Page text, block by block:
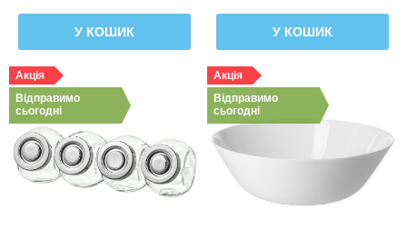
У КОШИК У КОШИК
Акція
Відправимо
сьогодні
Акція
Відправимо
сьогодні